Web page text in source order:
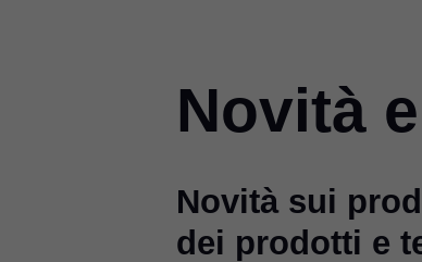
Novità
Novità sui
dei prodotti e